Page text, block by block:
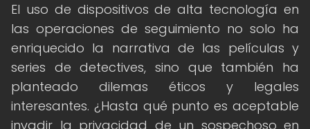
El uso de dispositivos de alta tecnología en
las operaciones de seguimiento no solo ha
enriquecido la narrativa de las películas y
series de detectives, sino que también ha
planteado dilemas éticos y legales
interesantes. ¿Hasta qué punto es aceptable
invadir la privacidad de un sospechoso en